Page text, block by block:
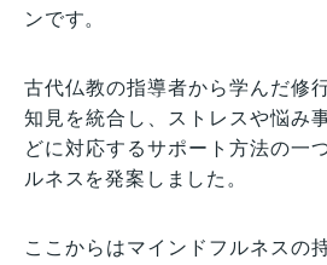
ンです。
古代仏教の指導者から学んだ修
知見を統合し、ストレスや悩み
どに対応するサポート方法の一
ルネスを発案しました。
ここからはマインドフルネスの